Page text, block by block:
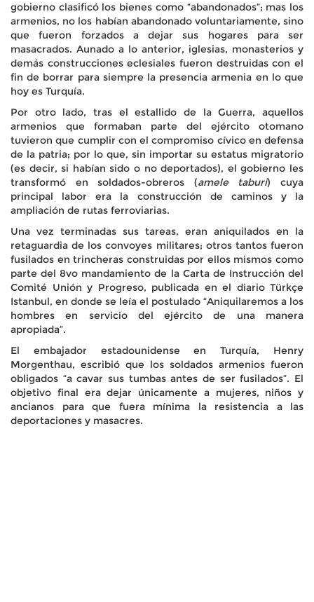
gobierno clasificó los bienes como “abandonados”; mas los
armenios, no los habían abandonado voluntariamente, sino
que fueron forzados a dejar sus hogares para ser
masacrados. Aunado a lo anterior, iglesias, monasterios y
demás construcciones eclesiales fueron destruidas con el
fin de borrar para siempre la presencia armenia en lo que
hoy es Turquía.
Por otro lado, tras el estallido de la Guerra, aquellos
armenios que formaban parte del ejército otomano
tuvieron que cumplir con el compromiso cívico en defensa
de la patria; por lo que, sin importar su estatus migratorio
(es decir, si habían sido o no deportados), el gobierno les
transformó en soldados-obreros (amele taburi) cuya
principal labor era la construcción de caminos y la
ampliación de rutas ferroviarias.
Una vez terminadas sus tareas, eran aniquilados en la
retaguardia de los convoyes militares; otros tantos fueron
fusilados en trincheras construidas por ellos mismos como
parte del 8vo mandamiento de la Carta de Instrucción del
Comité Unión y Progreso, publicada en el diario Türkçe
Istanbul, en donde se leía el postulado “Aniquilaremos a los
hombres en servicio del ejército de una manera
apropiada”.
El embajador estadounidense en Turquía, Henry
Morgenthau, escribió que los soldados armenios fueron
obligados “a cavar sus tumbas antes de ser fusilados”. El
objetivo final era dejar únicamente a mujeres, niños y
ancianos para que fuera mínima la resistencia a las
deportaciones y masacres.